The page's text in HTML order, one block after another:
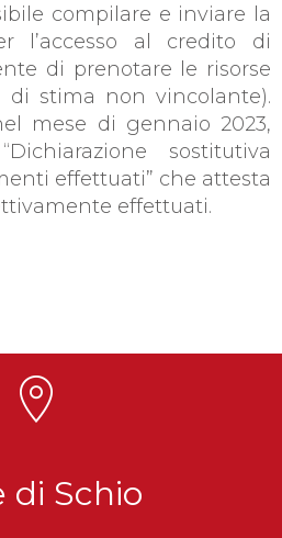
compilare e inviare la
l’accesso al credito di
di prenotare le risorse
di stima non vincolante).
mese di gennaio 2023,
sostitutiva
effettuati” che attesta
effettuati.
di Schio